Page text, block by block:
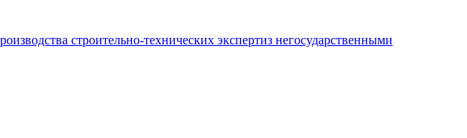
строительно-технических экспертиз негосударственными